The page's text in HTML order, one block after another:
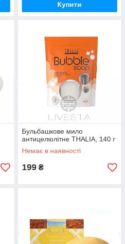
Купити
Бульбашкове мило
антицелюлітне THALIA, 140 г
Немає в наявності
199 ₴